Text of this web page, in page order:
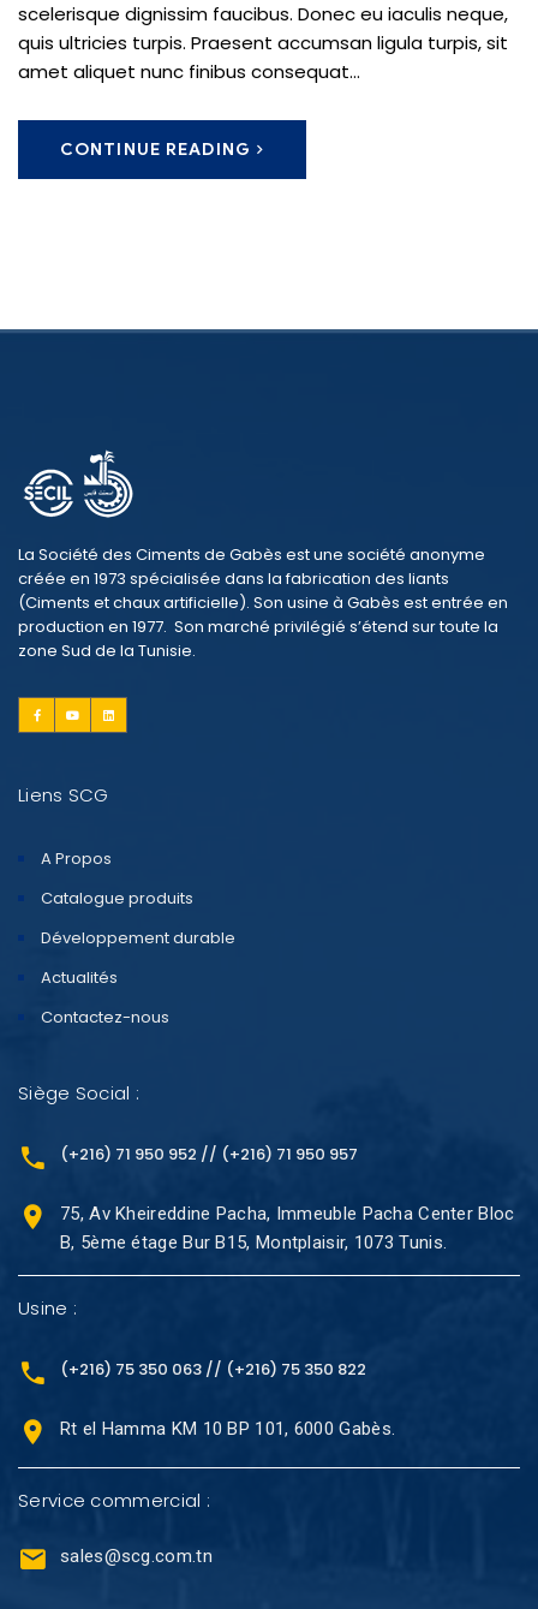
scelerisque dignissim faucibus. Donec eu iaculis neque,
quis ultricies turpis. Praesent accumsan ligula turpis, sit
amet aliquet nunc finibus consequat...
CONTINUE READING
La Société des Ciments de Gabès est une société anonyme
créée en 1973 spécialisée dans la fabrication des liants
(Ciments et chaux artificielle). Son usine à Gabès est entrée en
production en 1977. Son marché privilégié s’étend sur toute la
zone Sud de la Tunisie.
Liens SCG
A Propos
Catalogue produits
Développement durable
Actualités
Contactez-nous
Siège Social :
(+216) 71 950 952 // (+216) 71 950 957
75, Av Kheireddine Pacha, Immeuble Pacha Center Bloc
B, 5ème étage Bur B15, Montplaisir, 1073 Tunis.
Usine :
(+216) 75 350 063 // (+216) 75 350 822
Rt el Hamma KM 10 BP 101, 6000 Gabès.
Service commercial :
sales@scg.com.tn